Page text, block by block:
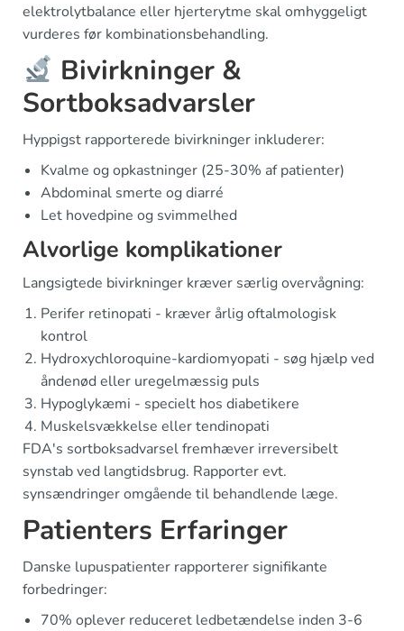
elektrolytbalance eller hjerterytme skal omhyggeligt
vurderes før kombinationsbehandling.
Bivirkninger &
Sortboksadvarsler
Hyppigst rapporterede bivirkninger inkluderer:
Kvalme og opkastninger (25-30% af patienter)
Abdominal smerte og diarré
Let hovedpine og svimmelhed
Alvorlige komplikationer
Langsigtede bivirkninger kræver særlig overvågning:
Perifer retinopati - kræver årlig oftalmologisk
kontrol
Hydroxychloroquine-kardiomyopati - søg hjælp ved
åndenød eller uregelmæssig puls
Hypoglykæmi - specielt hos diabetikere
Muskelsvækkelse eller tendinopati
FDA's sortboksadvarsel fremhæver irreversibelt
synstab ved langtidsbrug. Rapporter evt.
synsændringer omgående til behandlende læge.
Patienters Erfaringer
Danske lupuspatienter rapporterer signifikante
forbedringer:
70% oplever reduceret ledbetændelse inden 3-6